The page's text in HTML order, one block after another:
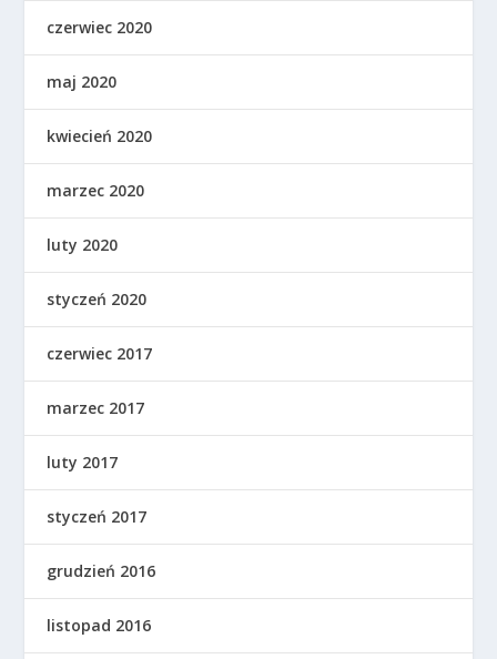
czerwiec 2020
maj 2020
kwiecień 2020
marzec 2020
luty 2020
styczeń 2020
czerwiec 2017
marzec 2017
luty 2017
styczeń 2017
grudzień 2016
listopad 2016